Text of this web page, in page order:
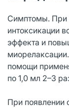
Симптомы. При
интоксикации
эффекта и
помощи
по 1,0 мл 2–3
При появлении